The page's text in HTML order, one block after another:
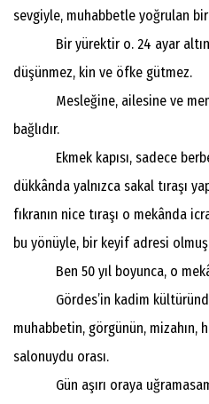
sevgiyle, muhabbetle yoğrulan bir
Bir yürektir o. 24 ayar altın
düşünmez, kin ve öfke gütmez.
Mesleğine, ailesine ve
bağlıdır.
Ekmek kapısı, sadece
dükkânda yalnızca sakal tıraşı
fıkranın nice tıraşı o mekânda
bu yönüyle, bir keyif adresi
Ben 50 yıl boyunca, o
Gördes’in kadim
muhabbetin, görgünün,
salonuydu orası.
Gün aşırı oraya uğramasam